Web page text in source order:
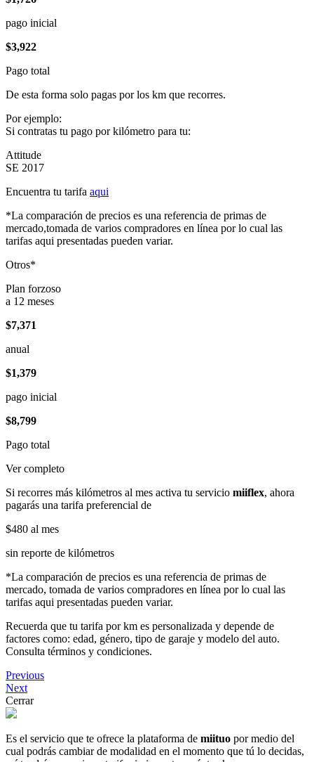
pago inicial
$3,922
Pago total
De esta forma solo pagas por los km que recorres.
Por ejemplo:
Si contratas tu pago por kilómetro para tu:
Attitude
SE 2017
Encuentra tu tarifa aqui
*La comparación de precios es una referencia de primas de
mercado,tomada de varios compradores en línea por lo cual las
tarifas aqui presentadas pueden variar.
Otros*
Plan forzoso
a 12 meses
$7,371
anual
$1,379
pago inicial
$8,799
Pago total
Ver completo
Si recorres más kilómetros al mes activa tu servicio miiflex, ahora
pagarás una tarifa preferencial de
$480 al mes
sin reporte de kilómetros
*La comparación de precios es una referencia de primas de
mercado, tomada de varios compradores en línea por lo cual las
tarifas aqui presentadas pueden variar.
Recuerda que tu tarifa por km es personalizada y depende de
factores como: edad, género, tipo de garaje y modelo del auto.
Consulta términos y condiciones.
Previous
Next
Cerrar
Es el servicio que te ofrece la plataforma de miituo por medio del
cual podrás cambiar de modalidad en el momento que tú lo decidas,